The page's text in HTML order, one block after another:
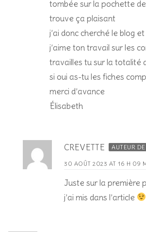
tombée sur la pochette
trouve ça plaisant
j’ai donc cherché le blog
j’aime ton travail sur les
travailles tu sur la totalité
si oui as-tu les fiches
merci d’avance
Élisabeth
CREVETTE AUTEUR
30 AOÛT 2023 AT 16 H 09
Juste sur la première
j’ai mis dans l’article